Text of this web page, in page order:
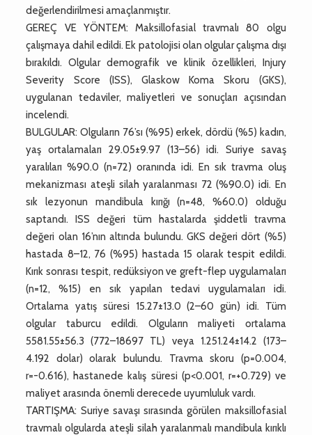
değerlendirilmesi amaçlanmıştır.
GEREÇ VE YÖNTEM: Maksillofasial travmalı 80 olgu
çalışmaya dahil edildi. Ek patolojisi olan olgular çalışma dışı
bırakıldı. Olgular demografik ve klinik özellikleri, Injury
Severity Score (ISS), Glaskow Koma Skoru (GKS),
uygulanan tedaviler, maliyetleri ve sonuçları açısından
incelendi.
BULGULAR: Olguların 76’sı (%95) erkek, dördü (%5) kadın,
yaş ortalamaları 29.05±9.97 (13–56) idi. Suriye savaş
yaralıları %90.0 (n=72) oranında idi. En sık travma oluş
mekanizması ateşli silah yaralanması 72 (%90.0) idi. En
sık lezyonun mandibula kırığı (n=48, %60.0) olduğu
saptandı. ISS değeri tüm hastalarda şiddetli travma
değeri olan 16’nın altında bulundu. GKS değeri dört (%5)
hastada 8–12, 76 (%95) hastada 15 olarak tespit edildi.
Kırık sonrası tespit, redüksiyon ve greft-flep uygulamaları
(n=12, %15) en sık yapılan tedavi uygulamaları idi.
Ortalama yatış süresi 15.27±13.0 (2–60 gün) idi. Tüm
olgular taburcu edildi. Olguların maliyeti ortalama
5581.55±56.3 (772–18697 TL) veya 1.251.24±14.2 (173–
4.192 dolar) olarak bulundu. Travma skoru (p=0.004,
r=-0.616), hastanede kalış süresi (p<0.001, r=+0.729) ve
maliyet arasında önemli derecede uyumluluk vardı.
TARTIŞMA: Suriye savaşı sırasında görülen maksillofasial
travmalı olgularda ateşli silah yaralanmalı mandibula kırıklı